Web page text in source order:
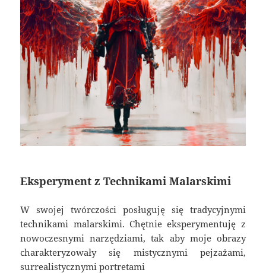
Eksperyment z Technikami Malarskimi
W swojej twórczości posługuję się tradycyjnymi
technikami malarskimi. Chętnie eksperymentuję z
nowoczesnymi narzędziami, tak aby moje obrazy
charakteryzowały się mistycznymi pejzażami,
surrealistycznymi portretami